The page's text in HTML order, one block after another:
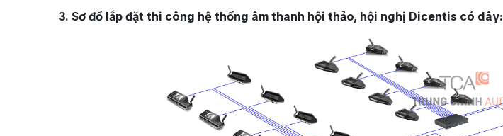
3. Sơ đồ lắp đặt thi công hệ thống âm thanh hội thảo, hội nghị Dicentis có dây: